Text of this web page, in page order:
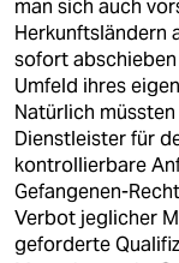
man sich auch
Herkunftsländern
sofort
Umfeld ihres
Natürlich
Dienstleister für
kontrollierbare
Gefangenen-
Verbot jeglicher
geforderte